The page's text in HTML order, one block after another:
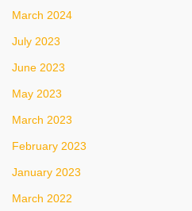
March 2024
July 2023
June 2023
May 2023
March 2023
February 2023
January 2023
March 2022